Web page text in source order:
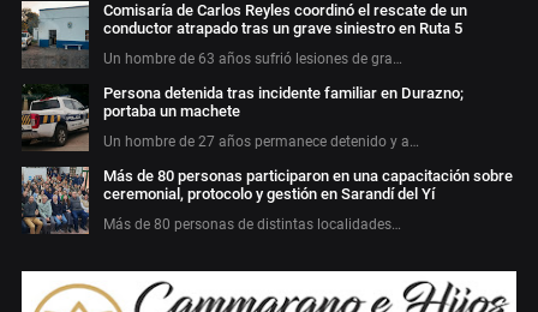
Comisaría de Carlos Reyles coordinó el rescate de un
conductor atrapado tras un grave siniestro en Ruta 5
Un hombre de 63 años sufrió lesiones de gra…
Persona detenida tras incidente familiar en Durazno;
portaba un machete
Un hombre de 27 años permanece detenido y a…
Más de 80 personas participaron en una capacitación sobre
ceremonial, protocolo y gestión en Sarandí del Yí
Más de 80 personas de distintas localidades…